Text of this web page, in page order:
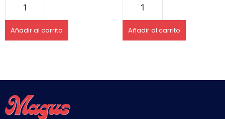
Añadir al carrito Añadir al carrito